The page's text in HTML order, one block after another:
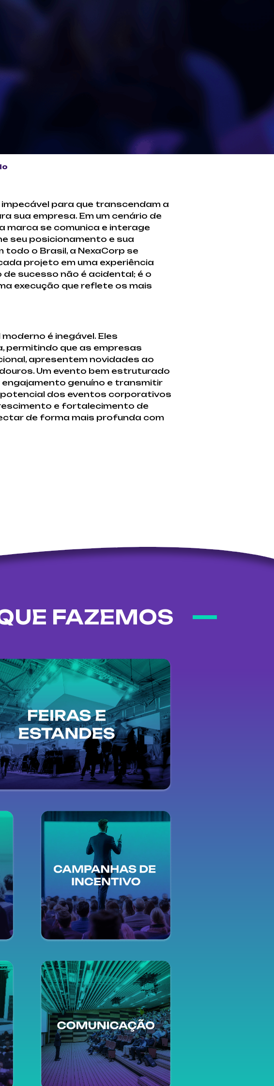
para que transcendam a
sua empresa. Em um cenário de
marca se comunica e interage
seu posicionamento e sua
todo o Brasil, a NexaCorp se
projeto em uma experiência
sucesso não é acidental; é o
execução que reflete os mais
é inegável. Eles
permitindo que as empresas
apresentem novidades ao
Um evento bem estruturado
genuíno e transmitir
dos eventos corporativos
e fortalecimento de
de forma mais profunda com
FAZEMOS